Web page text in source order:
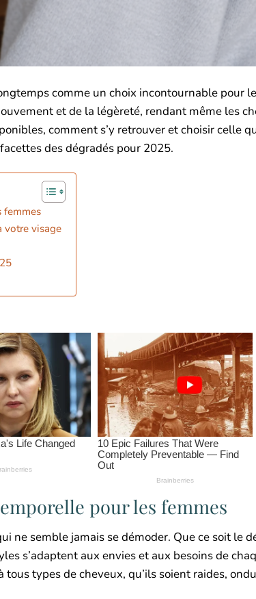
comme un choix incontournable pour
et de la légèreté, rendant même les
comment s’y retrouver et choisir celle
des dégradés pour 2025.
femmes
votre visage
pour les femmes
ne semble jamais se démoder. Que ce soit le
s’adaptent aux envies et aux besoins de
types de cheveux, qu’ils soient raides,